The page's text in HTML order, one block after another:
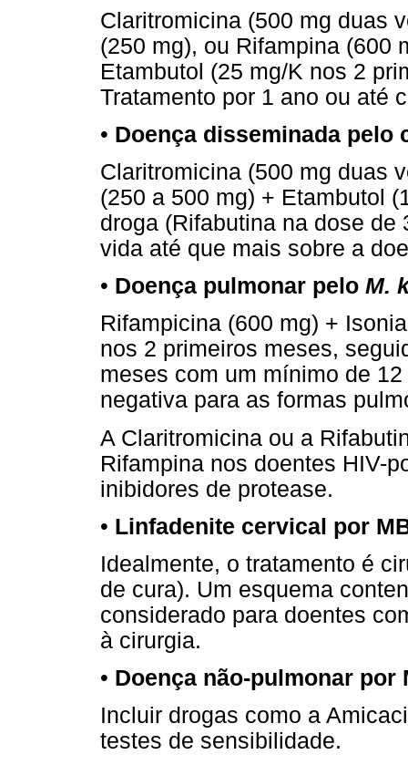
Claritromicina (500 mg duas
(250 mg), ou Rifampina (600
Etambutol (25 mg/K nos 2
Tratamento por 1 ano ou até
• Doença disseminada pelo
Claritromicina (500 mg duas
(250 a 500 mg) + Etambutol
droga (Rifabutina na dose de
vida até que mais sobre a
• Doença pulmonar pelo M.
Rifampicina (600 mg) +
nos 2 primeiros meses,
meses com um mínimo de
negativa para as formas
A Claritromicina ou a
Rifampina nos doentes HIV-
inibidores de protease.
• Linfadenite cervical por
Idealmente, o tratamento é
de cura). Um esquema
considerado para doentes
à cirurgia.
• Doença não-pulmonar por
Incluir drogas como a
testes de sensibilidade.